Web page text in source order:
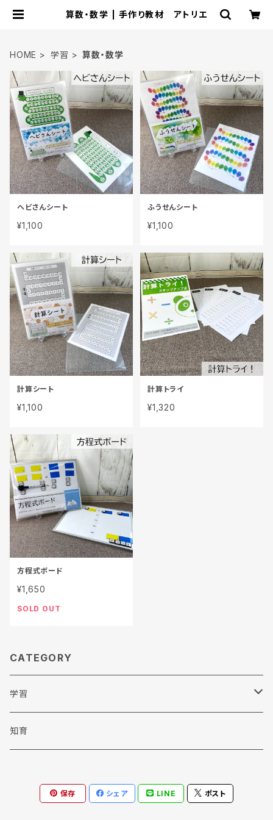
算数・数学 | 手作り教材 アトリエ
HOME 学習 算数・数学
ヘビさんシート
¥1,100
ふうせんシート
¥1,100
計算シート
¥1,100
計算トライ
¥1,320
方程式ボード
¥1,650
SOLD OUT
CATEGORY
学習
算数・数学
知育
保存 シェア LINE ポスト